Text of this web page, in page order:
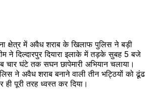
क्षेत्र में अवैध शराब के खिलाफ पुलिस ने बड़ी
ने दिल्दारपुर दियारा इलाके में तड़के सुबह 5 बजे
घंटे तक सघन छापेमारी अभियान चलाया।
ने अवैध शराब बनाने वाली तीन भट्ठियों को ढूंढ
पूरी तरह ध्वस्त कर दिया।